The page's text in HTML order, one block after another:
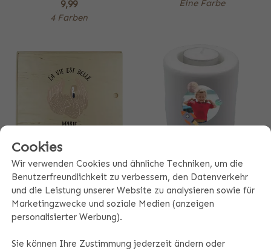
9,99
4 Farben
Eine Farbe
AUFBEWAHRUNGSBOX
Ab35,99
Eine Farbe
TEELICHTHALTER
12,99
Eine Farbe
Cookies
Wir verwenden Cookies und ähnliche Techniken, um die
Benutzerfreundlichkeit zu verbessern, den Datenverkehr
und die Leistung unserer Website zu analysieren sowie für
Marketingzwecke und soziale Medien (anzeigen
personalisierter Werbung).
Sie können Ihre Zustimmung jederzeit ändern oder